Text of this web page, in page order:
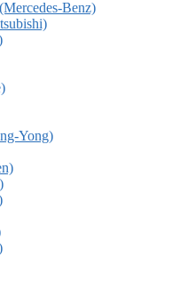
Benz)
Yong)